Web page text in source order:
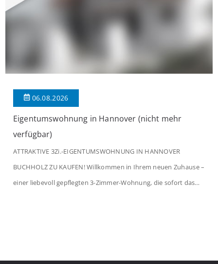
06.08.2026
Eigentumswohnung in Hannover (nicht mehr
verfügbar)
ATTRAKTIVE 3Zi.-EIGENTUMSWOHNUNG IN HANNOVER
BUCHHOLZ ZU KAUFEN! Willkommen in Ihrem neuen Zuhause –
einer liebevoll gepflegten 3-Zimmer-Wohnung, die sofort das